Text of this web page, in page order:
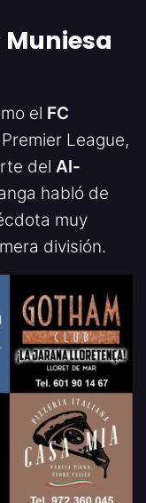
Muniesa
el FC
League,
del Al-
habló de
muy
división.